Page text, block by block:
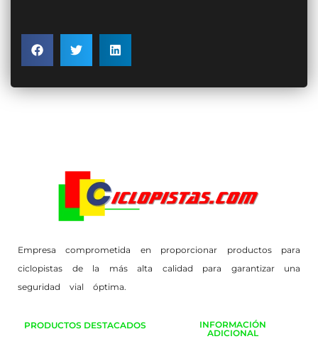
Empresa comprometida en proporcionar productos para
ciclopistas de la más alta calidad para garantizar una
seguridad vial óptima.
PRODUCTOS DESTACADOS
INFORMACIÓN
ADICIONAL